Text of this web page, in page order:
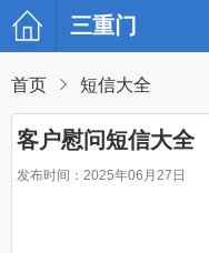
三重门
首页 短信大全
客户慰问短信大全
发布时间：2025年06月27日